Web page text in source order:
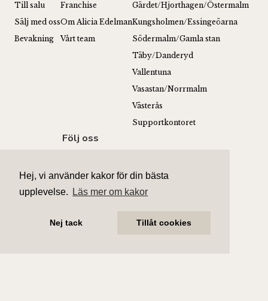
Hej, vi använder kakor för din bästa
upplevelse.
Läs mer om kakor
Nej tack Tillåt cookies
Till salu
Sälj med oss
Bevakning
Franchise
Om Alicia Edelman
Vårt team
Gärdet/Hjorthagen/Östermalm
Kungsholmen/Essingeöarna
Södermalm/Gamla stan
Täby/Danderyd
Vallentuna
Vasastan/Norrmalm
Västerås
Supportkontoret
Följ oss
Stolt samarbetspartner med